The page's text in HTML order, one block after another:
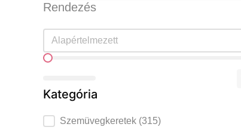
Rendezés
Rendezés
Rendezés
Ár szerint
Kategória
Szemüvegkeretek
Szemüvegkeretek (315)